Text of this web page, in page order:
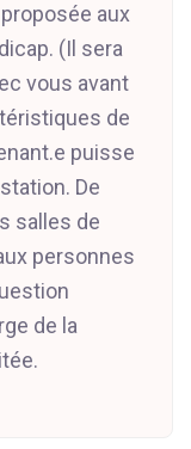
aux
(Il sera
vous avant
de
puisse
De
salles de
personnes
de la